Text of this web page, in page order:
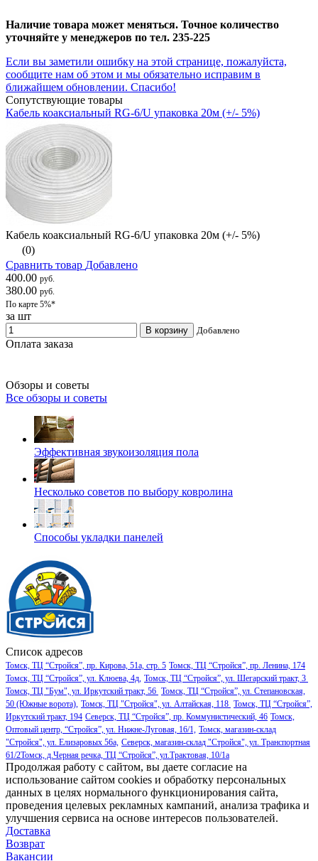
Наличие товара может меняться. Точное количество
уточняйте у менеджеров по тел. 235-225
Если вы заметили ошибку на этой странице, пожалуйста,
сообщите нам об этом и мы обязательно исправим в
ближайшем обновлении. Спасибо!
Сопутствующие товары
Кабель коаксиальный RG-6/U упаковка 20м (+/- 5%)
Кабель коаксиальный RG-6/U упаковка 20м (+/- 5%)
(0)
Сравнить товар Добавлено
400.00 руб.
380.00 руб.
По карте 5%*
за шт
В корзину Добавлено
Оплата заказа
Обзоры и советы
Все обзоры и советы
Эффективная звукоизоляция пола
Несколько советов по выбору ковролина
Способы укладки панелей
Список адресов
Томск, ТЦ “Стройся”, пр. Кирова, 51а, стр. 5 Томск, ТЦ “Стройся”, пр. Ленина, 174
Томск, ТЦ “Стройся”, ул. Клюева, 4д, Томск, ТЦ “Стройся”, ул. Шегарский тракт, 3
Томск, ТЦ "Бум", ул. Иркутский тракт, 56 Томск, ТЦ “Стройся”, ул. Степановская,
50 (Южные ворота), Томск, ТЦ "Стройся", ул. Алтайская, 118 Томск, ТЦ “Стройся”,
Иркутский тракт, 194 Северск, ТЦ “Стройся”, пр. Коммунистический, 46 Томск,
Оптовый центр, “Стройся”, ул. Нижне-Луговая, 16/1, Томск, магазин-склад
"Стройся", ул. Елизаровых 56а, Северск, магазин-склад "Стройся", ул. Транспортная
61/2Томск, д.Черная речка, ТЦ “Стройся”, ул.Трактовая, 10/1а
Продолжая работу с сайтом, вы даете согласие на
использование сайтом cookies и обработку персональных
данных в целях нормального функционирования сайта,
проведения целевых рекламных кампаний, анализа трафика и
улучшения сервиса на основе интересов пользователей.
Доставка
Возврат
Вакансии